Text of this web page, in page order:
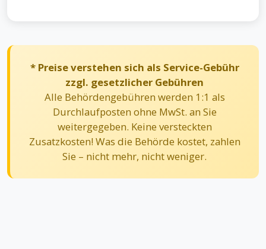
* Preise verstehen sich als Service-Gebühr
zzgl. gesetzlicher Gebühren
Alle Behördengebühren werden 1:1 als
Durchlaufposten ohne MwSt. an Sie
weitergegeben. Keine versteckten
Zusatzkosten! Was die Behörde kostet, zahlen
Sie – nicht mehr, nicht weniger.